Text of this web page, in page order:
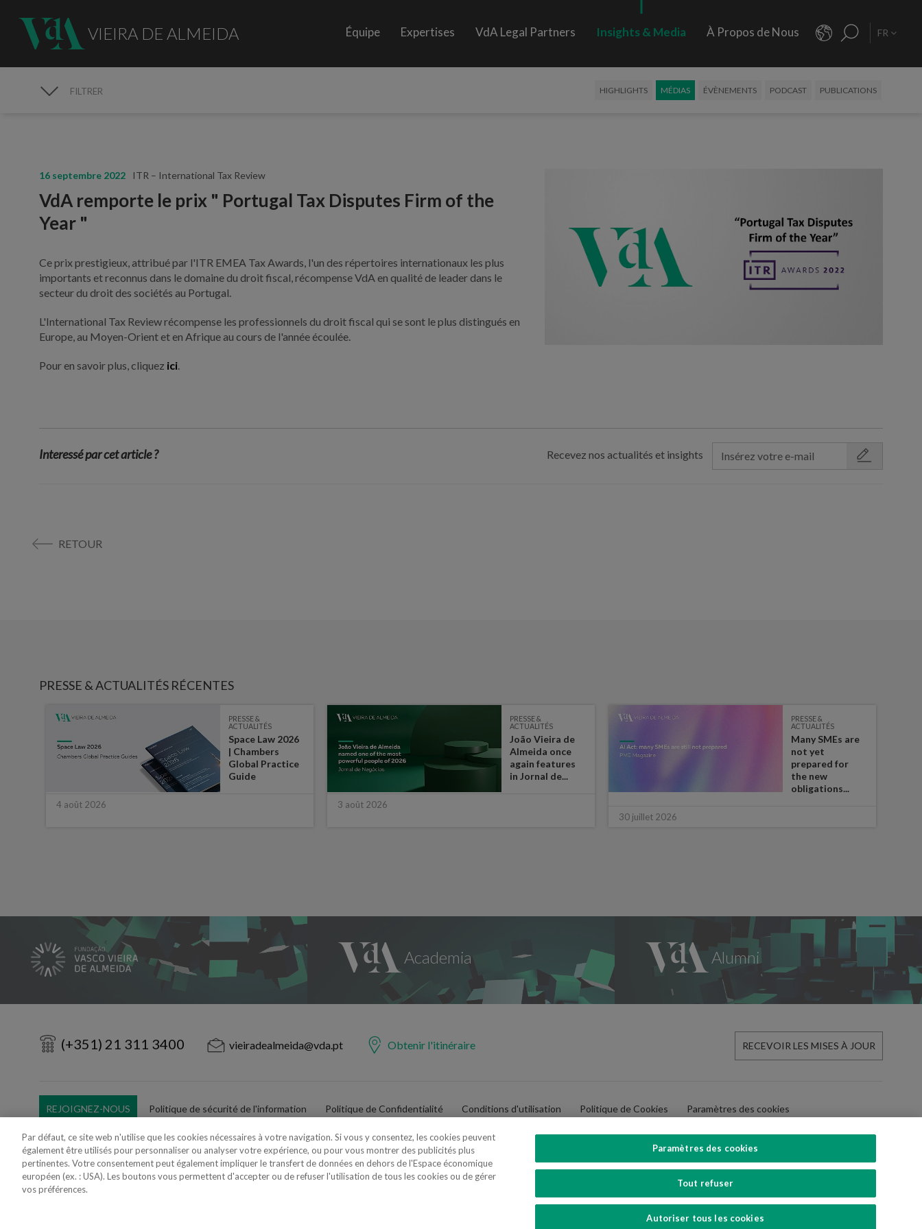
VIEIRA DE ALMEIDA Équipe Expertises VdA Legal Partners Insights & Media À Propos de Nous FR
FILTRER HIGHLIGHTS MÉDIAS ÉVÈNEMENTS PODCAST PUBLICATIONS
16 septembre 2022 ITR – International Tax Review
VdA remporte le prix " Portugal Tax Disputes Firm of the
Year "
Ce prix prestigieux, attribué par l'ITR EMEA Tax Awards, l'un des répertoires internationaux les plus
importants et reconnus dans le domaine du droit fiscal, récompense VdA en qualité de leader dans le
secteur du droit des sociétés au Portugal.
L'International Tax Review récompense les professionnels du droit fiscal qui se sont le plus distingués en
Europe, au Moyen-Orient et en Afrique au cours de l'année écoulée.
Pour en savoir plus, cliquez ici
Interessé par cet article ? Recevez nos actualités et insights
RETOUR
PRESSE & ACTUALITÉS RÉCENTES
PRESSE &
ACTUALITÉS
Space Law 2026
| Chambers
Global Practice
Guide
4 août 2026
PRESSE &
ACTUALITÉS
João Vieira de
Almeida once
again features
in Jornal de...
3 août 2026
PRESSE &
ACTUALITÉS
Many SMEs are
not yet
prepared for
the new
obligations...
30 juillet 2026
(+351) 21 311 3400 vieiradealmeida@vda.pt Obtenir l'itinéraire RECEVOIR LES MISES À JOUR
REJOIGNEZ-NOUS Politique de sécurité de l'information Politique de Confidentialité Conditions d'utilisation Politique de Cookies Paramètres des cookies
Utilisation Frauduleuse du Nom/Brand
Par défaut, ce site web n'utilise que les cookies nécessaires à votre navigation. Si vous y consentez, les cookies peuvent
également être utilisés pour personnaliser ou analyser votre expérience, ou pour vous montrer des publicités plus
pertinentes. Votre consentement peut également impliquer le transfert de données en dehors de l'Espace économique
européen (ex. : USA). Les boutons vous permettent d'accepter ou de refuser l'utilisation de tous les cookies ou de gérer
vos préférences.
Paramètres des cookies
Tout refuser
Autoriser tous les cookies